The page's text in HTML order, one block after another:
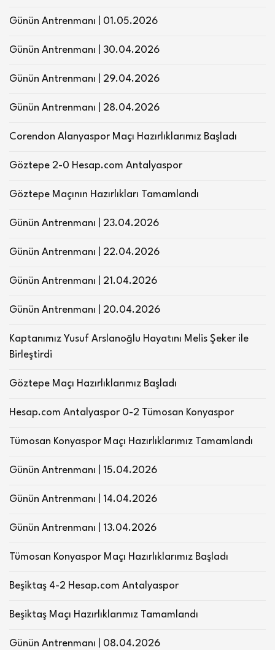
Günün Antrenmanı | 01.05.2026
Günün Antrenmanı | 30.04.2026
Günün Antrenmanı | 29.04.2026
Günün Antrenmanı | 28.04.2026
Corendon Alanyaspor Maçı Hazırlıklarımız Başladı
Göztepe 2-0 Hesap.com Antalyaspor
Göztepe Maçının Hazırlıkları Tamamlandı
Günün Antrenmanı | 23.04.2026
Günün Antrenmanı | 22.04.2026
Günün Antrenmanı | 21.04.2026
Günün Antrenmanı | 20.04.2026
Kaptanımız Yusuf Arslanoğlu Hayatını Melis Şeker ile
Birleştirdi
Göztepe Maçı Hazırlıklarımız Başladı
Hesap.com Antalyaspor 0-2 Tümosan Konyaspor
Tümosan Konyaspor Maçı Hazırlıklarımız Tamamlandı
Günün Antrenmanı | 15.04.2026
Günün Antrenmanı | 14.04.2026
Günün Antrenmanı | 13.04.2026
Tümosan Konyaspor Maçı Hazırlıklarımız Başladı
Beşiktaş 4-2 Hesap.com Antalyaspor
Beşiktaş Maçı Hazırlıklarımız Tamamlandı
Günün Antrenmanı | 08.04.2026